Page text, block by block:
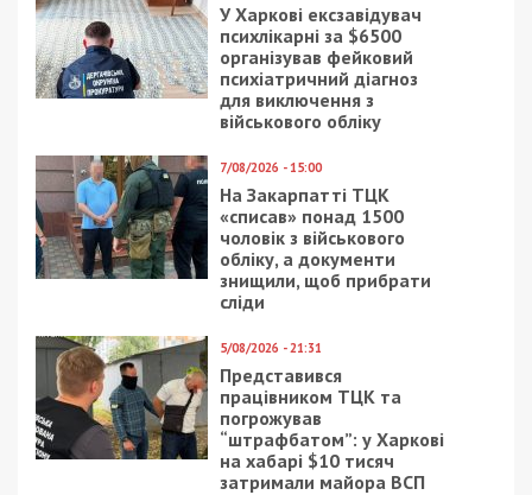
У Харкові ексзавідувач
психлікарні за $6500
організував фейковий
психіатричний діагноз
для виключення з
військового обліку
7/08/2026 - 15:00
На Закарпатті ТЦК
«списав» понад 1500
чоловік з військового
обліку, а документи
знищили, щоб прибрати
сліди
5/08/2026 - 21:31
Представився
працівником ТЦК та
погрожував
“штрафбатом”: у Харкові
на хабарі $10 тисяч
затримали майора ВСП